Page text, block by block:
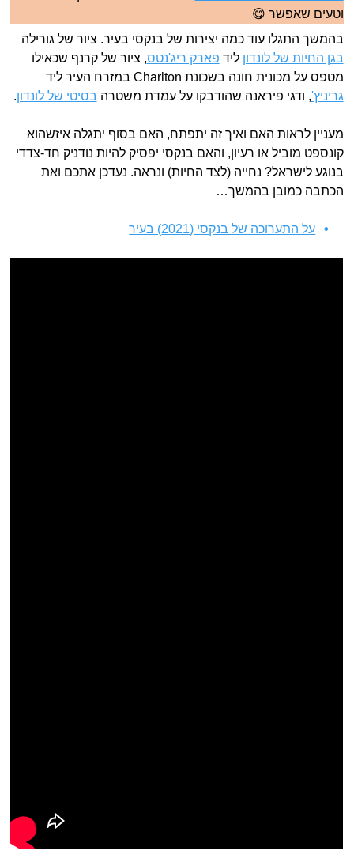
וטעים שאפשר 😋
בהמשך התגלו עוד כמה יצירות של בנקסי בעיר. ציור של גורילה
בגן החיות של לונדון ליד פארק ריג'נטס, ציור של קרנף שכאילו
מטפס על מכונית חונה בשכונת Charlton במזרח העיר ליד
גריניץ', ודגי פיראנה שהודבקו על עמדת משטרה בסיטי של לונדון.
מעניין לראות האם ואיך זה יתפתח, האם בסוף יתגלה איזשהוא
קונספט מוביל או רעיון, והאם בנקסי יפסיק להיות נודניק חד-צדדי
בנוגע לישראל? נחייה (לצד החיות) ונראה. נעדכן אתכם ואת
הכתבה כמובן בהמשך…
על התערוכה של בנקסי (2021) בעיר